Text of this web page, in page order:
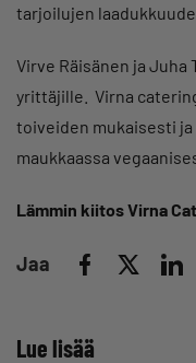
tarjoilujen
Virve Räisänen ja
yrittäjille. Virna
toiveiden mukaisesti
maukkaassa
Lämmin kiitos Virna
Jaa
Lue lisää